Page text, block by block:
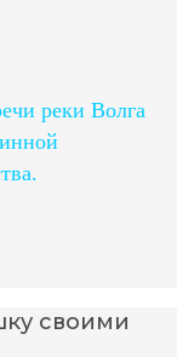
реки Волга
своими